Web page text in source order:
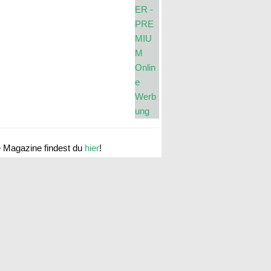
Magazine findest du hier!